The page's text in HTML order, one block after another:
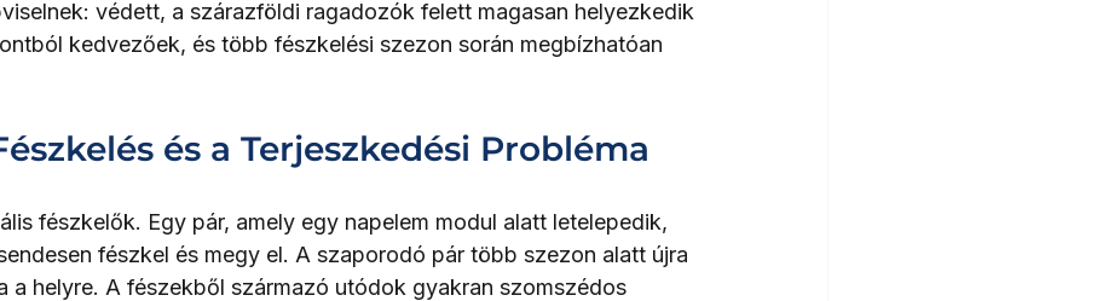
védett, a szárazföldi ragadozók felett magasan helyezkedik
kedvezőek, és több fészkelési szezon során megbízhatóan
és a Terjeszkedési Probléma
fészkelők. Egy pár, amely egy napelem modul alatt letelepedik,
fészkel és megy el. A szaporodó pár több szezon alatt újra
a helyre. A fészekből származó utódok gyakran szomszédos